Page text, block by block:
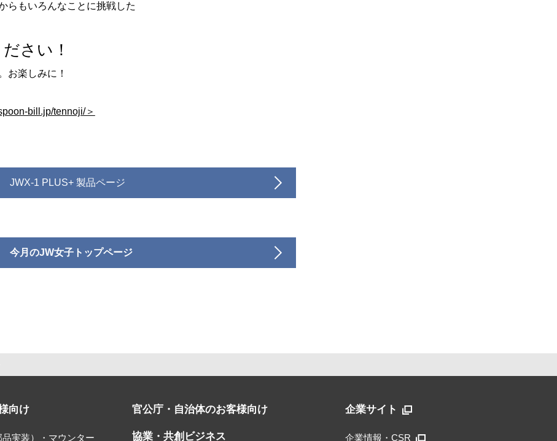
らもいろんなことに挑戦した
さい！
お楽しみに！
bill.jp/tennoji/＞
JWX-1 PLUS+ 製品ページ
今月のJW女子トップページ
向け
実装）・マウンター
官公庁・自治体のお客様向け
協業・共創ビジネス
企業サイト
企業情報・CSR